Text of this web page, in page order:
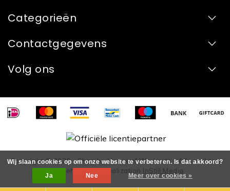
Categorieën
Contactgegevens
Volg ons
Copyright © 2026 - Shop by House of Workouts - Alle rechten
voorbehouden - Realization InStijl Media
Wij slaan cookies op om onze website te verbeteren. Is dat akkoord?
Ja
Nee Meer over cookies »